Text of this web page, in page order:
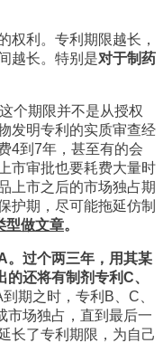
权利。专利期限越长，
越长。特别是对于制药
个期限并不是从授权
发明专利的实质审查经
4到7年，甚至有的会
市审批也要耗费大量时
上市之后的市场独占期
护期，尽可能拖延仿制
型做文章。
。过个两三年，用其某
还将有制剂专利C、
期之时，专利B、C、
市场独占，直到最后一
长了专利期限，为自己